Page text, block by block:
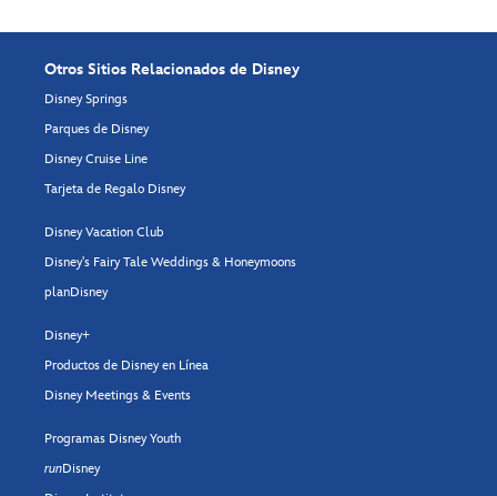
Otros Sitios Relacionados de Disney
Disney Springs
Parques de Disney
Disney Cruise Line
Tarjeta de Regalo Disney
Disney Vacation Club
Disney's Fairy Tale Weddings & Honeymoons
planDisney
Disney+
Productos de Disney en Línea
Disney Meetings & Events
Programas Disney Youth
runDisney